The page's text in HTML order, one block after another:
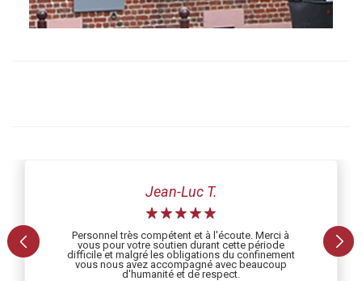
Jean-Luc T.
Personnel très compétent et à l'écoute. Merci à
vous pour votre soutien durant cette période
difficile et malgré les obligations du confinement
vous nous avez accompagné avec beaucoup
d'humanité et de respect.